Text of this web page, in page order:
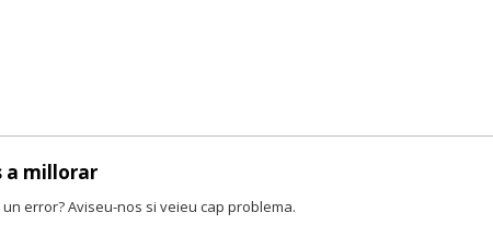
a millorar
error? Aviseu-nos si veieu cap problema.